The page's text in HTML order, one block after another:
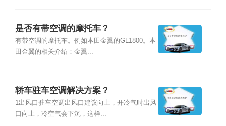
是否有带空调的摩托车？
有带空调的摩托车。例如本田金翼的GL1800。本
田金翼的相关介绍：金翼...
轿车驻车空调解决方案？
1出风口驻车空调出风口建议向上，开冷气时出风
口向上，冷空气会下沉，这样...